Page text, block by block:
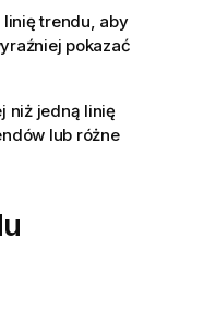
trendu, aby
pokazać
niż jedną linię
lub różne